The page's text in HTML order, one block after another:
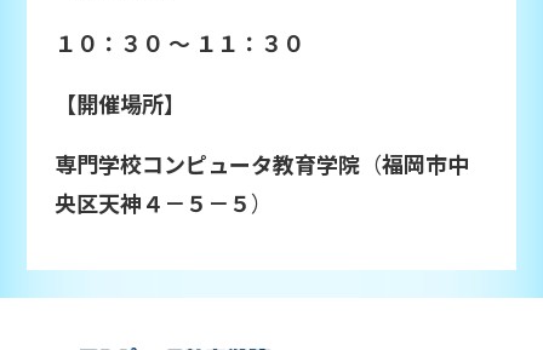
１０：３０ ～ １１：３０
【開催場所】
専門学校コンピュータ教育学院（福岡市中
央区天神４－５－５）